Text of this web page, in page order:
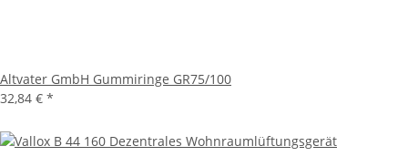
Altvater GmbH Gummiringe GR75/100
32,84 € *